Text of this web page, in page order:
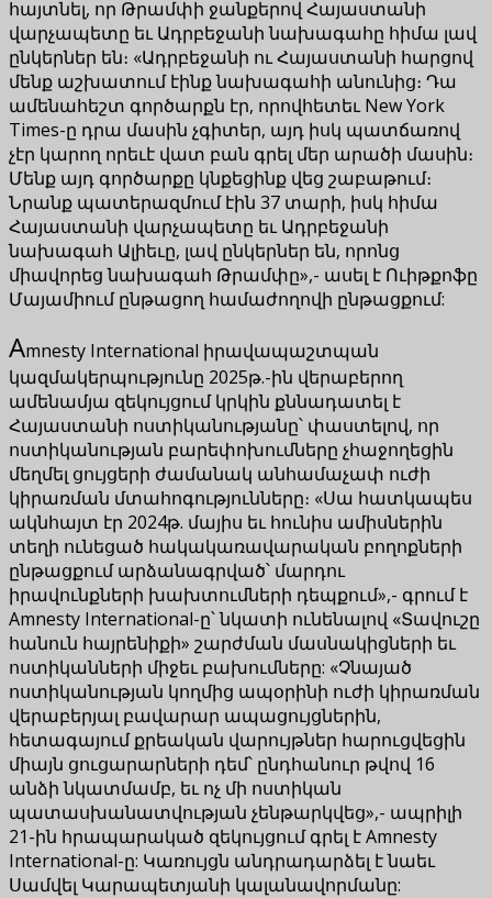
հայտնել, որ Թրամփի ջանքերով Հայաստանի
վարչապետը եւ Ադրբեջանի նախագահը հիմա լավ
ընկերներ են։ «Ադրբեջանի ու Հայաստանի հարցով
մենք աշխատում էինք նախագահի անունից։ Դա
ամենահեշտ գործարքն էր, որովհետեւ New York
Times-ը դրա մասին չգիտեր, այդ իսկ պատճառով
չէր կարող որեւէ վատ բան գրել մեր արածի մասին։
Մենք այդ գործարքը կնքեցինք վեց շաբաթում։
Նրանք պատերազմում էին 37 տարի, իսկ հիմա
Հայաստանի վարչապետը եւ Ադրբեջանի
նախագահ Ալիեւը, լավ ընկերներ են, որոնց
միավորեց նախագահ Թրամփը»,- ասել է Ուիթքոֆը
Մայամիում ընթացող համաժողովի ընթացքում:
Amnesty International իրավապաշտպան
կազմակերպությունը 2025թ.-ին վերաբերող
ամենամյա զեկույցում կրկին քննադատել է
Հայաստանի ոստիկանությանը՝ փաստելով, որ
ոստիկանության բարեփոխումները չհաջողեցին
մեղմել ցույցերի ժամանակ անհամաչափ ուժի
կիրառման մտահոգությունները։ «Սա հատկապես
ակնհայտ էր 2024թ. մայիս եւ հունիս ամիսներին
տեղի ունեցած հակակառավարական բողոքների
ընթացքում արձանագրված՝ մարդու
իրավունքների խախտումների դեպքում»,- գրում է
Amnesty International-ը՝ նկատի ունենալով «Տավուշը
հանուն հայրենիքի» շարժման մասնակիցների եւ
ոստիկանների միջեւ բախումները: «Չնայած
ոստիկանության կողմից ապօրինի ուժի կիրառման
վերաբերյալ բավարար ապացույցներին,
հետագայում քրեական վարույթներ հարուցվեցին
միայն ցուցարարների դեմ՝ ընդհանուր թվով 16
անձի նկատմամբ, եւ ոչ մի ոստիկան
պատասխանատվության չենթարկվեց»,- ապրիլի
21-ին հրապարակած զեկույցում գրել է Amnesty
International-ը: Կառույցն անդրադարձել է նաեւ
Սամվել Կարապետյանի կալանավորմանը: